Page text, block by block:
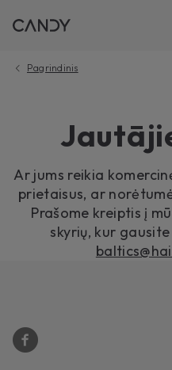
Pagrindinis
Ar jums reikia
prietaisus, ar
Prašome kreiptis į
skyrių, kur